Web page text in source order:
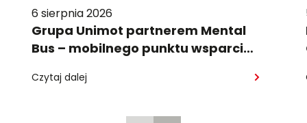
6 sierpnia 2026
Grupa Unimot partnerem Mental
Bus – mobilnego punktu wsparcia
Czytaj dalej